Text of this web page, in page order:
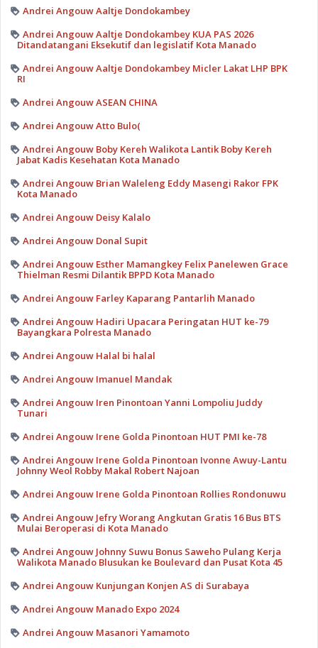
Andrei Angouw Aaltje Dondokambey
Andrei Angouw Aaltje Dondokambey KUA PAS 2026
Ditandatangani Eksekutif dan legislatif Kota Manado
Andrei Angouw Aaltje Dondokambey Micler Lakat LHP BPK
RI
Andrei Angouw ASEAN CHINA
Andrei Angouw Atto Bulo(
Andrei Angouw Boby Kereh Walikota Lantik Boby Kereh
Jabat Kadis Kesehatan Kota Manado
Andrei Angouw Brian Waleleng Eddy Masengi Rakor FPK
Kota Manado
Andrei Angouw Deisy Kalalo
Andrei Angouw Donal Supit
Andrei Angouw Esther Mamangkey Felix Panelewen Grace
Thielman Resmi Dilantik BPPD Kota Manado
Andrei Angouw Farley Kaparang Pantarlih Manado
Andrei Angouw Hadiri Upacara Peringatan HUT ke-79
Bayangkara Polresta Manado
Andrei Angouw Halal bi halal
Andrei Angouw Imanuel Mandak
Andrei Angouw Iren Pinontoan Yanni Lompoliu Juddy
Tunari
Andrei Angouw Irene Golda Pinontoan HUT PMI ke-78
Andrei Angouw Irene Golda Pinontoan Ivonne Awuy-Lantu
Johnny Weol Robby Makal Robert Najoan
Andrei Angouw Irene Golda Pinontoan Rollies Rondonuwu
Andrei Angouw Jefry Worang Angkutan Gratis 16 Bus BTS
Mulai Beroperasi di Kota Manado
Andrei Angouw Johnny Suwu Bonus Saweho Pulang Kerja
Walikota Manado Blusukan ke Boulevard dan Pusat Kota 45
Andrei Angouw Kunjungan Konjen AS di Surabaya
Andrei Angouw Manado Expo 2024
Andrei Angouw Masanori Yamamoto